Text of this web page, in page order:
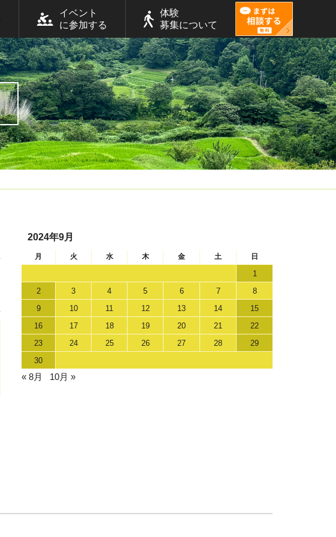
イベント
に参加する
体験
募集について
2024年9月
月 火 水 木 金 土 日
1
2
3 4 5 6 7
8
9
10 11 12 13 14
15
16
17 18 19 20 21
22
23
24 25 26 27 28
29
30
« 8月 10月 »